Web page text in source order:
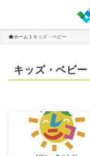
ホーム キッズ・ベビー
キッズ・ベビー